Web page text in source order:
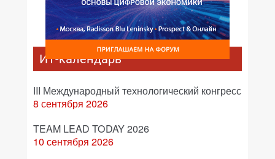
ИТ-календарь
III Международный технологический конгресс
8 сентября 2026
TEAM LEAD TODAY 2026
10 сентября 2026